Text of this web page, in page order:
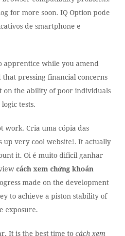
for more soon. IQ Option pode
de smartphone e
apprentice while you amend
pressing financial concerns
on the ability of poor individuals
tests.
work. Cria uma cópia das
up very cool website!. It actually
it. Oi é muito difícil ganhar
cách xem chứng khoán
made on the development
to achieve a piston stability of
exposure.
It is the best time tocách xem